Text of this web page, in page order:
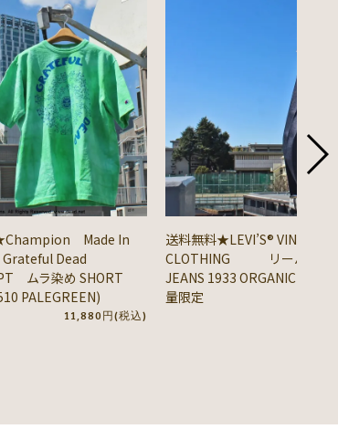
Made In
Dead
ムラ染め SHORT
PALEGREEN)
11,880円(税込)
送料無料★LEVI’S® VINTAGE
CLOTHING リーバイス®
JEANS 1933 ORGANIC
量限定